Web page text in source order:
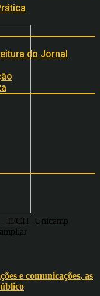
do Jornal
IFCH -Unicamp
e comunicações, as